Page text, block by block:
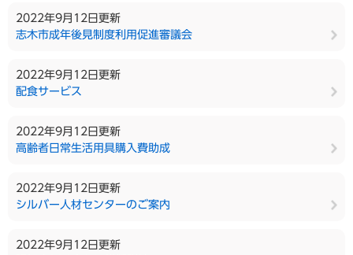
2022年9月12日更新
志木市成年後見制度利用促進審議会
2022年9月12日更新
配食サービス
2022年9月12日更新
高齢者日常生活用具購入費助成
2022年9月12日更新
シルバー人材センターのご案内
2022年9月12日更新